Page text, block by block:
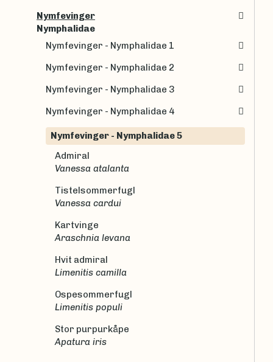
Nymfevinger
Nymphalidae
Nymfevinger - Nymphalidae 1
Nymfevinger - Nymphalidae 2
Nymfevinger - Nymphalidae 3
Nymfevinger - Nymphalidae 4
Nymfevinger - Nymphalidae 5
Admiral
Vanessa atalanta
Tistelsommerfugl
Vanessa cardui
Kartvinge
Araschnia levana
Hvit admiral
Limenitis camilla
Ospesommerfugl
Limenitis populi
Stor purpurkåpe
Apatura iris